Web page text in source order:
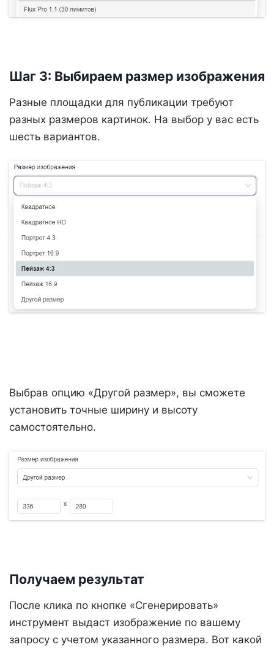
Шаг 3: Выбираем размер изображения
Разные площадки для публикации требуют
разных размеров картинок. На выбор у вас есть
шесть вариантов.
Выбрав опцию «Другой размер», вы сможете
установить точные ширину и высоту
самостоятельно.
Получаем результат
После клика по кнопке «Сгенерировать»
инструмент выдаст изображение по вашему
запросу с учетом указанного размера. Вот какой